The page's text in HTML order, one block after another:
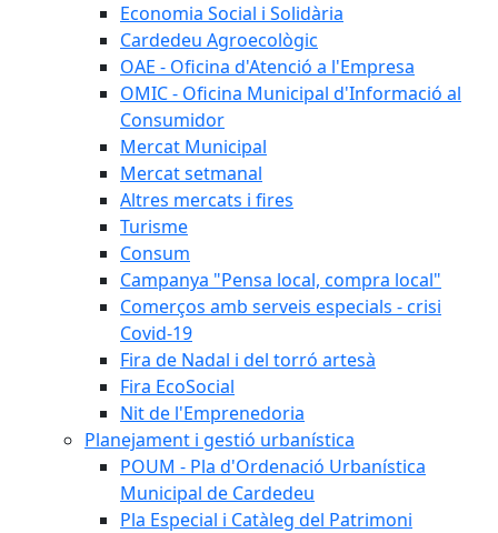
Economia Social i Solidària
Cardedeu Agroecològic
OAE - Oficina d'Atenció a l'Empresa
OMIC - Oficina Municipal d'Informació al
Consumidor
Mercat Municipal
Mercat setmanal
Altres mercats i fires
Turisme
Consum
Campanya "Pensa local, compra local"
Comerços amb serveis especials - crisi
Covid-19
Fira de Nadal i del torró artesà
Fira EcoSocial
Nit de l'Emprenedoria
Planejament i gestió urbanística
POUM - Pla d'Ordenació Urbanística
Municipal de Cardedeu
Pla Especial i Catàleg del Patrimoni